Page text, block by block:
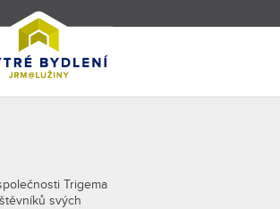
Trigema
svých